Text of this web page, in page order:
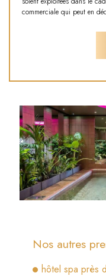
commerciale qui peut en
Nos autres
hôtel spa près